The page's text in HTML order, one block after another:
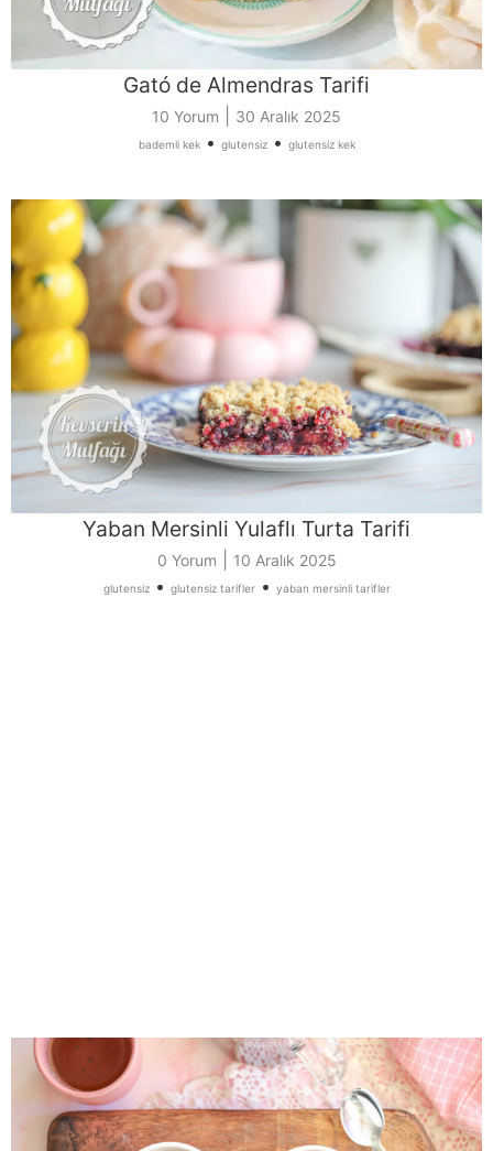
Gató de Almendras Tarifi
10 Yorum 30 Aralık 2025
bademli kek• glutensiz• glutensiz kek
Yaban Mersinli Yulaflı Turta Tarifi
0 Yorum 10 Aralık 2025
glutensiz• glutensiz tarifler• yaban mersinli tarifler